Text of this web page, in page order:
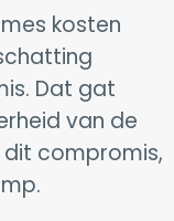
kosten
Dat gat
van de
compromis,